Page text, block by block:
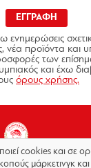
ΕΓΓΡΑΦΗ
ενημερώσεις
νέα προϊόντα και
των
και έχω
όρους χρήσης.
cookies και σε
μάρκετινγκ